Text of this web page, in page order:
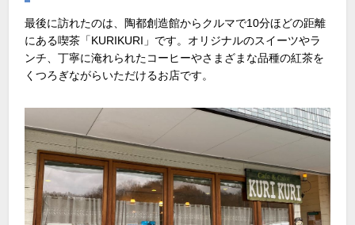
最後に訪れたのは、陶都創造館からクルマで10分ほどの距離
にある喫茶「KURIKURI」です。オリジナルのスイーツやラ
ンチ、丁寧に淹れられたコーヒーやさまざまな品種の紅茶を
くつろぎながらいただけるお店です。